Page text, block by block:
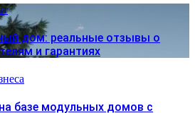
дом: реальные отзывы о
и гарантиях
базе модульных домов с